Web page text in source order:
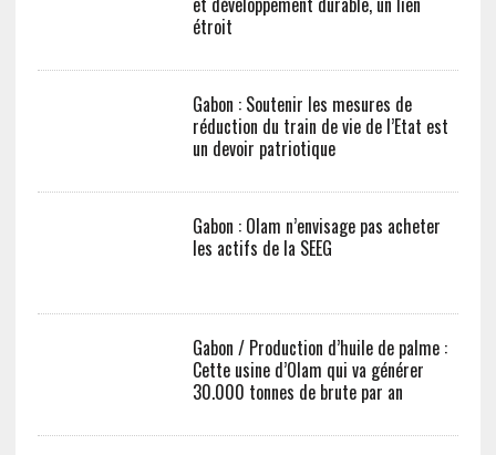
étroit
Gabon : Soutenir les mesures de
réduction du train de vie de l’Etat est
un devoir patriotique
Gabon : Olam n’envisage pas acheter
les actifs de la SEEG
Gabon / Production d’huile de palme :
Cette usine d’Olam qui va générer
30.000 tonnes de brute par an